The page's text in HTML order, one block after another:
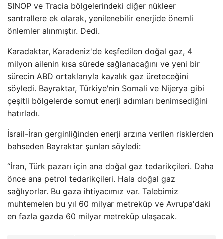
SINOP ve Tracia bölgelerindeki diğer nükleer
santrallere ek olarak, yenilenebilir enerjide önemli
önlemler alınmıştır. Dedi.
Karadaktar, Karadeniz'de keşfedilen doğal gaz, 4
milyon ailenin kısa sürede sağlanacağını ve yeni bir
sürecin ABD ortaklarıyla kayalık gaz üreteceğini
söyledi. Bayraktar, Türkiye'nin Somali ve Nijerya gibi
çeşitli bölgelerde somut enerji adımları benimsediğini
hatırladı.
İsrail-İran gerginliğinden enerji arzına verilen risklerden
bahseden Bayraktar şunları söyledi:
“İran, Türk pazarı için ana doğal gaz tedarikçileri. Daha
önce ana petrol tedarikçileri. Hala doğal gaz
sağlıyorlar. Bu gaza ihtiyacımız var. Talebimiz
muhtemelen bu yıl 60 milyar metreküp ve Avrupa'daki
en fazla gazda 60 milyar metreküp ulaşacak.